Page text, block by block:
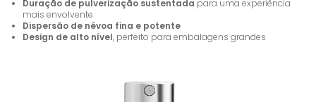
Duração de pulverização sustentada para uma experiência
mais envolvente
Dispersão de névoa fina e potente
Design de alto nível, perfeito para embalagens grandes